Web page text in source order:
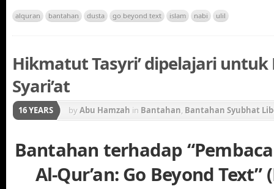
alquran bantahan dusta go beyond text islam nabi ulil
Hikmatut Tasyri’ dipelajari
Syari’at
16 YEARS byAbu Hamzah in Bantahan, Bantahan Syubhat
Bantahan terhadap
Al-Qur’an: Go Beyond Text”